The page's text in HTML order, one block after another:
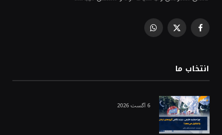
Facebook
X
WhatsApp
انتخاب ما
6 آگست 2026